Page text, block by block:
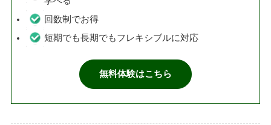
回数制でお得
短期でも長期でもフレキシブルに対応
無料体験はこちら